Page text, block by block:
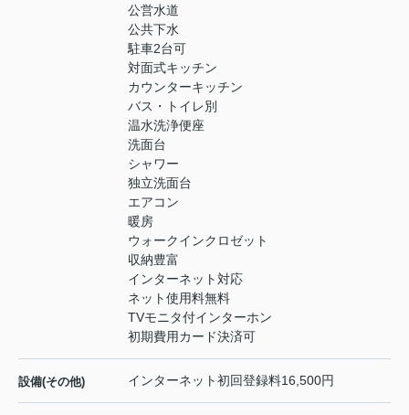
公営水道
公共下水
駐車2台可
対面式キッチン
カウンターキッチン
バス・トイレ別
温水洗浄便座
洗面台
シャワー
独立洗面台
エアコン
暖房
ウォークインクロゼット
収納豊富
インターネット対応
ネット使用料無料
TVモニタ付インターホン
初期費用カード決済可
設備(その他) インターネット初回登録料16,500円